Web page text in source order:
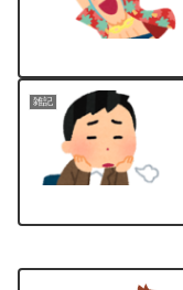
雑記